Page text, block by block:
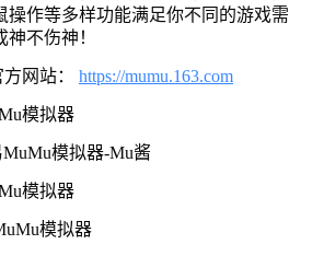
操作等多样功能满足你不同的游戏需
不伤神！
网站： https://mumu.163.com
模拟器
模拟器-Mu酱
模拟器
模拟器